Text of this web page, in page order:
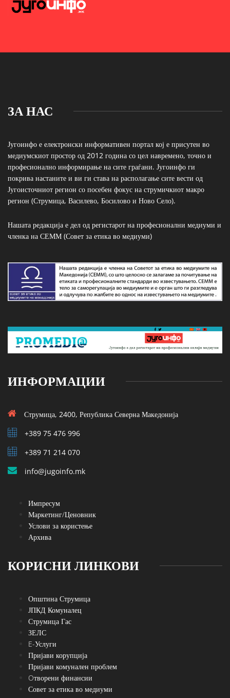
ЗА НАС
Југоинфо е електронски информативен портал кој е присутен во
медиумскиот простор од 2012 година со цел навремено, точно и
професионално информирање на сите граѓани. Југоинфо ги
покрива настаните и ви ги става на располагање сите вести од
Југоисточниот регион со посебен фокус на струмичкиот макро
регион (Струмица, Василево, Босилово и Ново Село).
Нашата редакција е дел од регистарот на професионални медиуми и
членка на СЕММ (Совет за етика во медиуми)
ИНФОРМАЦИИ
Струмица, 2400, Република Северна Македонија
+389 75 476 996
+389 71 214 070
info@jugoinfo.mk
Импресум
Маркетинг/Ценовник
Услови за користење
Архива
КОРИСНИ ЛИНКОВИ
Општина Струмица
ЈПКД Комуналец
Струмица Гас
ЗЕЛС
E-Услуги
Пријави корупција
Пријави комунален проблем
Oтворени финансии
Совет за етика во медиуми